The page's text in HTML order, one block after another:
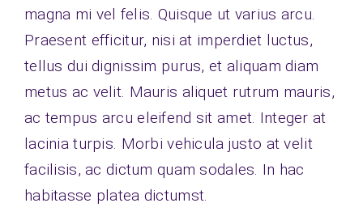
magna mi vel felis. Quisque ut varius arcu.
Praesent efficitur, nisi at imperdiet luctus,
tellus dui dignissim purus, et aliquam diam
metus ac velit. Mauris aliquet rutrum mauris,
ac tempus arcu eleifend sit amet. Integer at
lacinia turpis. Morbi vehicula justo at velit
facilisis, ac dictum quam sodales. In hac
habitasse platea dictumst.